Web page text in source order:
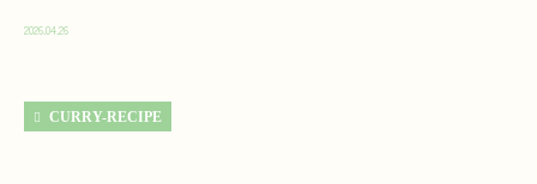
2026.04.26
CURRY-RECIPE